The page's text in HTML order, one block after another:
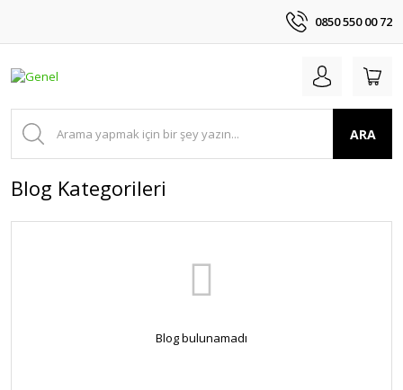
0850 550 00 72
ARA
Blog Kategorileri
Blog bulunamadı